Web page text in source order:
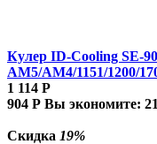
Кулер ID-Cooling SE-
AM5/AM4/1151/1200/
1 114 Р
904 Р Вы экономите:
Скидка 19%